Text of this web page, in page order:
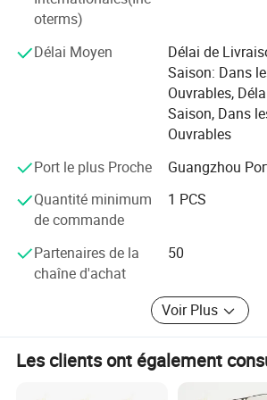
réduits et la qualité garantie pour nos
Merci pour votre soutien et confiance; et
nous ferons de notre mieux pour le
1. Proposer un service OEM/ODM.
2. Des échantillons gratuits sont
s'assurer qu'ils sont intacts lors de leur
répondrons à Dès que possible.
oterms)
Délai Moyen
Délai de
Saison: Dans
Ouvrables,
Saison, Dans
Ouvrables
Port le plus Proche
Guangzhou
Quantité minimum
de commande
1 PCS
Partenaires de la
chaîne d'achat
50
Voir Plus
Les clients ont également